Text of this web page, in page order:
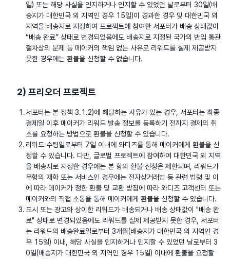
일) 또는 해당 사실을 인지하거나 인지할 수 있었던 날로부터 30일(배
송지가 대한민국 외 지역인 경우 15일)이 경과한 경우 및 대한민국 외
지역을 배송지로 지정하여 프로젝트에 참여한 서포터가 배송 상태값이
“배송 완료” 상태로 변경되었음에도 배송지로 지정된 국가의 반입 통관
절차상의 문제 등 메이커의 책임 없는 사유로 리워드를 실제 제공받지
못한 경우에는 환불을 신청할 수 없습니다.
2) 프리오더 프로젝트
서포터는 본 정책 3.1.2)에 해당하는 사유가 있는 경우, 서포터는 최종
결제일 이후 메이커가 리워드 발송 정보를 등록하기 전까지 결제의 취
소를 요청하는 방법으로 환불을 신청할 수 있습니다.
리워드 수령일로부터 7일 이내에 와디즈를 통해 메이커에게 환불을 신
청할 수 있습니다. 다만, 글로벌 프로젝트에 참여하여 대한민국 외 지역
을 배송지로 지정한 경우에는 본 항의 환불 신청은 제한되며, 리워드가
무형의 재화 또는 서비스인 경우에는 전자상거래법 등 관련 법령 및 이
에 따라 메이커가 정한 환불 및 교환 방침에 따라 와디즈 고객센터 또는
메이커와의 직접 소통을 통해 메이커에게 환불을 신청할 수 있습니다.
표시 또는 광고와 상이한 리워드가 배송되거나 배송 상태값이 "배송 완
료" 상태로 변경되었음에도 리워드를 실제 제공받지 못한 경우, 서포터
는 리워드의 배송완료일로부터 3개월(배송지가 대한민국 외 지역인 경
우 15일) 이내, 해당 사실을 인지하거나 인지할 수 있었던 날로부터 3
0일(배송지가 대한민국 외 지역인 경우 15일) 이내에 환불을 요청할